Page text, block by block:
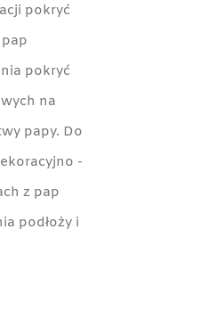
pokryć
pokryć
na
papy. Do
-
z pap
podłoży i